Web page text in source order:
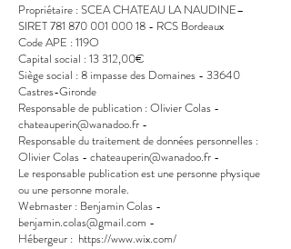
Propriétaire : SCEA CHATEAU LA NAUDINE–
SIRET781 870 001 000 18 - RCS Bordeaux
Code APE : 119O
Capital social : 13 312,00€
Siège social : 8 impasse des Domaines - 33640
Castres-Gironde
Responsable de publication : Olivier Colas -
chateauperin@wanadoo.fr -
Responsable du traitement de données personnelles :
Olivier Colas - chateauperin@wanadoo.fr -
Le responsable publication est une personne physique
ou une personne morale.
Webmaster : Benjamin Colas -
benjamin.colas@gmail.com -
Hébergeur : https://www.wix.com/